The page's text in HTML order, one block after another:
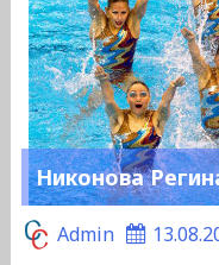
Никонова
Admin